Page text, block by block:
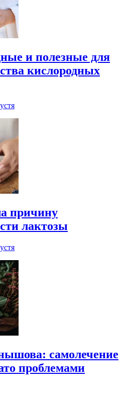
и полезные для
кислородных
причину
лактозы
самолечение
проблемами